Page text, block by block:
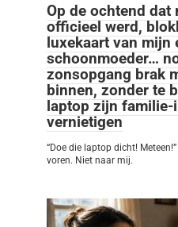
Op de ochtend dat
officieel werd,
luxekaart van mijn
schoonmoeder…
zonsopgang brak
binnen, zonder te
laptop zijn familie-
vernietigen
“Doe die laptop dicht!
voren. Niet naar mij.